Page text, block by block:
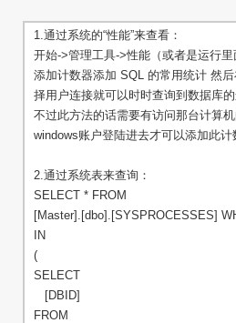
1.通过系统的“性能”来查看：
开始->管理工具->性能（或者是运行
添加计数器添加 SQL 的常用统计 然
择用户连接就可以时时查询到数据库的
不过此方法的话需要有访问那台计算
windows账户登陆进去才可以添加此计
2.通过系统表来查询：
SELECT * FROM
[Master].[dbo].[SYSPROCESSES]
IN
(
SELECT
[DBID]
FROM